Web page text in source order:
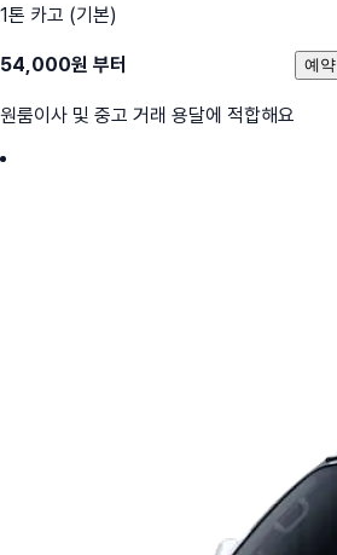
1톤 카고 (기본)
54,000원 부터
원룸이사 및 중고 거래 용달에 적합해요
예약